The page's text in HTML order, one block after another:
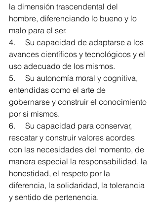
la dimensión trascendental del
hombre, diferenciando lo bueno y lo
malo para el ser.
4.     Su capacidad de adaptarse a los
avances científicos y tecnológicos y el
uso adecuado de los mismos.
5.     Su autonomía moral y cognitiva,
entendidas como el arte de
gobernarse y construir el conocimiento
por sí mismos.
6.     Su capacidad para conservar,
rescatar y construir valores acordes
con las necesidades del momento, de
manera especial la responsabilidad, la
honestidad, el respeto por la
diferencia, la solidaridad, la tolerancia
y sentido de pertenencia.